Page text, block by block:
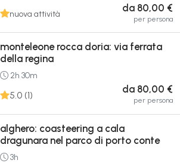
nuova attività
da 80,00 €
per persona
monteleone rocca doria: via ferrata
della regina
2h 30m
5.0 (1) da 80,00 €
per persona
alghero: coasteering a cala
dragunara nel parco di porto conte
3h